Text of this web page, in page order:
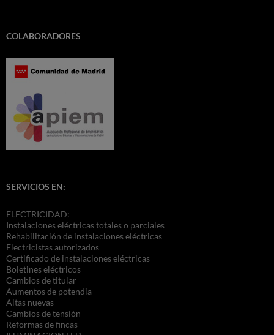
COLABORADORES
SERVICIOS EN:
ELECTRICIDAD:
Instalaciones eléctricas totales o parciales
Rehabilitación de instalaciones eléctricas
Electricistas autorizados
Certificado de instalaciones eléctricas
Boletines eléctricos
Cambios de titular
Aumentos de potendia
Altas nuevas
Cambios de tensión
Reformas de fincas